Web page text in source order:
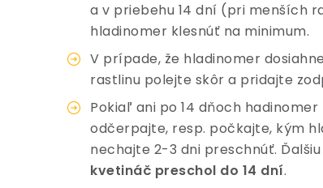
a v priebehu 14 dní (pri menších
hladinomer klesnúť na minimum.
V prípade, že hladinomer
rastlinu polejte skôr a pridajte
Pokiaľ ani po 14 dňoch
odčerpajte, resp. počkajte, kým
nechajte 2-3 dni preschnúť.
kvetináč preschol do 14 dní.